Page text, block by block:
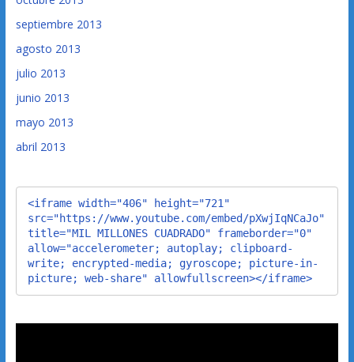
septiembre 2013
agosto 2013
julio 2013
junio 2013
mayo 2013
abril 2013
<iframe width="406" height="721"
src="https://www.youtube.com/embed/pXwjIqNCaJo"
title="MIL MILLONES CUADRADO" frameborder="0"
allow="accelerometer; autoplay; clipboard-
write; encrypted-media; gyroscope; picture-in-
picture; web-share" allowfullscreen></iframe>